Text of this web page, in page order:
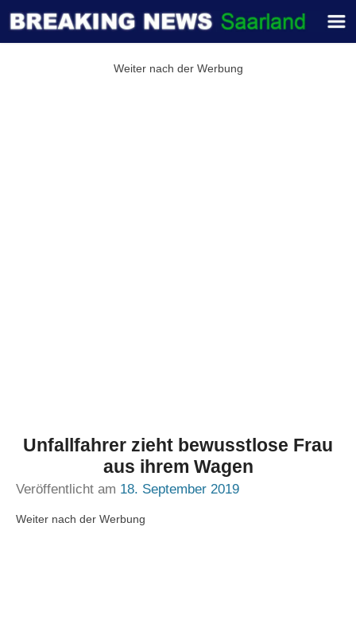
Weiter nach der Werbung
Unfallfahrer zieht bewusstlose Frau
aus ihrem Wagen
Veröffentlicht am 18. September 2019
Weiter nach der Werbung